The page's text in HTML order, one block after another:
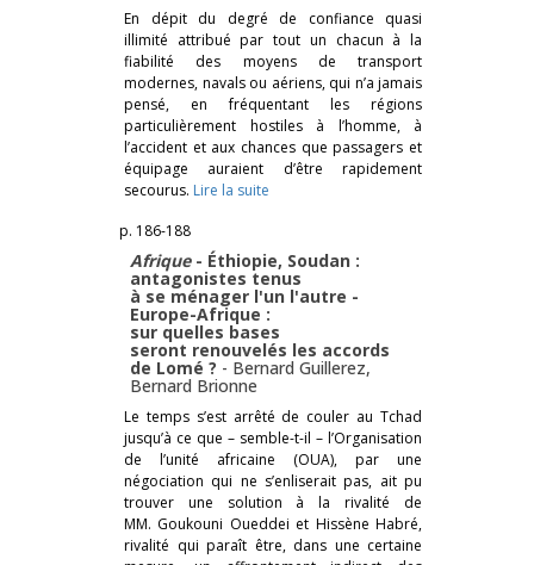
En dépit du degré de confiance quasi
illimité attribué par tout un chacun à la
fiabilité des moyens de transport
modernes, navals ou aériens, qui n’a jamais
pensé, en fréquentant les régions
particulièrement hostiles à l’homme, à
l’accident et aux chances que passagers et
équipage auraient d’être rapidement
secourus. Lire la suite
p. 186-188
Afrique - Éthiopie, Soudan :
antagonistes tenus
à se ménager l'un l'autre -
Europe-Afrique :
sur quelles bases
seront renouvelés les accords
de Lomé ? - Bernard Guillerez,
Bernard Brionne
Le temps s’est arrêté de couler au Tchad
jusqu’à ce que – semble-t-il – l’Organisation
de l’unité africaine (OUA), par une
négociation qui ne s’enliserait pas, ait pu
trouver une solution à la rivalité de
MM. Goukouni Oueddei et Hissène Habré,
rivalité qui paraît être, dans une certaine